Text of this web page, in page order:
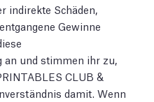
indirekte Schäden,
Gewinne
an und stimmen ihr zu,
CLUB &
damit. Wenn